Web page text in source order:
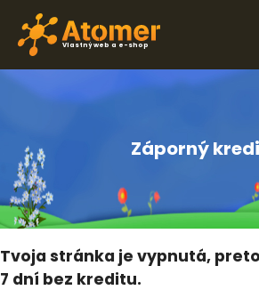
Vlastný web a e-shop
Záporný
Tvoja stránka je vypnutá,
7 dní bez kreditu.